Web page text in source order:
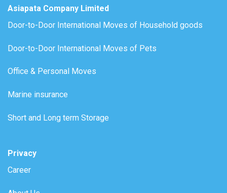
Asiapata Company Limited
Door-to-Door International Moves of Household goods
Door-to-Door International Moves of Pets
Office & Personal Moves
Marine insurance
Short and Long term Storage
Privacy
Career